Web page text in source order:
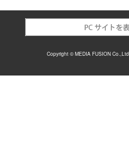
Copyright © MEDIA FUSION